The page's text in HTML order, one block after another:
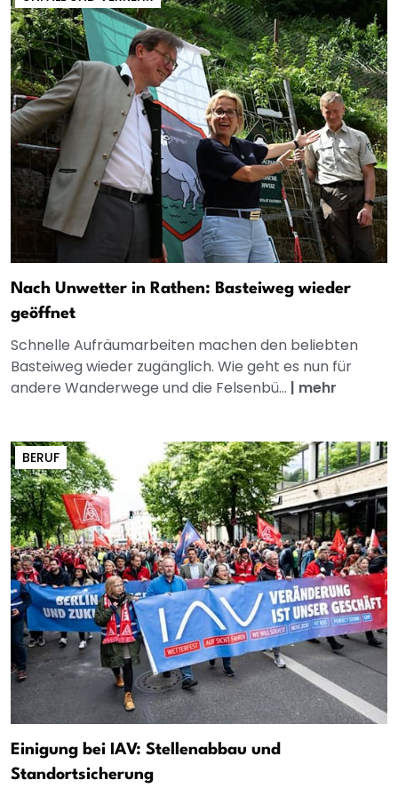
Nach Unwetter in Rathen: Basteiweg wieder
geöffnet
Schnelle Aufräumarbeiten machen den beliebten
Basteiweg wieder zugänglich. Wie geht es nun für
andere Wanderwege und die Felsenbü... | mehr
BERUF
Einigung bei IAV: Stellenabbau und
Standortsicherung